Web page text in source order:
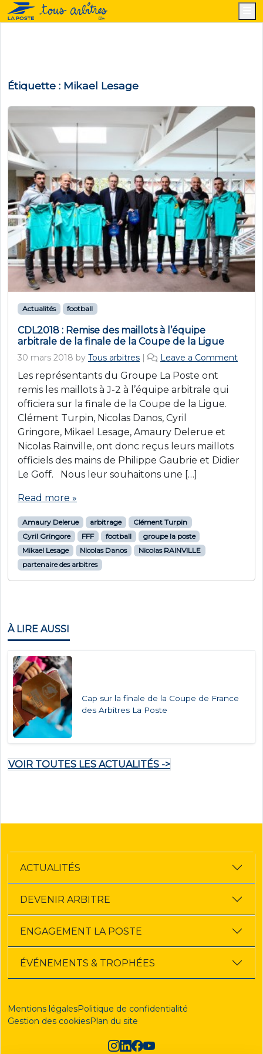
Étiquette : Mikael Lesage
Actualités football
CDL2018 : Remise des maillots à l’équipe
arbitrale de la finale de la Coupe de la Ligue
30 mars 2018 by Tous arbitres | Leave a Comment
Les représentants du Groupe La Poste ont
remis les maillots à J-2 à l’équipe arbitrale qui
officiera sur la finale de la Coupe de la Ligue.
Clément Turpin, Nicolas Danos, Cyril
Gringore, Mikael Lesage, Amaury Delerue et
Nicolas Rainville, ont donc reçus leurs maillots
officiels des mains de Philippe Gaubrie et Didier
Le Goff. Nous leur souhaitons une […]
Read more »
Amaury Delerue arbitrage
Clément Turpin
Cyril Gringore
FFF football
groupe la poste
Mikael Lesage
Nicolas Danos
Nicolas RAINVILLE
partenaire des arbitres
À LIRE AUSSI
Cap sur la finale de la Coupe de France
des Arbitres La Poste
VOIR TOUTES LES ACTUALITÉS ->
ACTUALITÉS
DEVENIR ARBITRE
ENGAGEMENT LA POSTE
ÉVÉNEMENTS & TROPHÉES
Mentions légalesPolitique de confidentialité
Gestion des cookiesPlan du site